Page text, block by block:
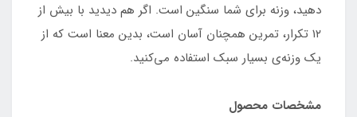
دهید، وزنه برای شما سنگین است. اگر هم دیدید با بیش از
۱۲ تکرار، تمرین همچنان آسان است، بدین معنا است که از
یک وزنه‌ی بسیار سبک استفاده می‌کنید.
مشخصات محصول